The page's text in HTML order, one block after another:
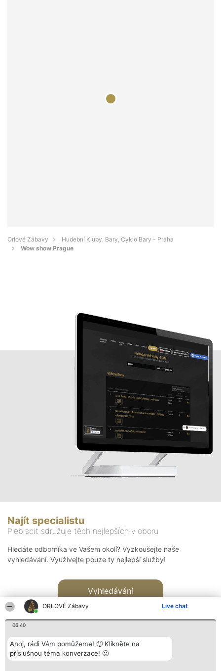
ORLOVÉ Zábavy Live chat
06:40
Ahoj, rádi Vám pomůžeme! 🙂 Klikněte na
příslušnou téma konverzace! 🙂
Orlové Zábavy
Hudební Kluby, Bary, Cyklo Bary - Praha
Wow show Prague
Najít specialistu
Plebiscit sdružuje těch nejlepších v oboru
Hledáte odborníka ve Vašem okolí? Vyzkoušejte naše
vyhledávání. Využívejte pouze ty nejlepší služby!
Vyhledávání